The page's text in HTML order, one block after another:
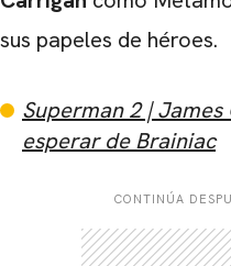
sus papeles de héroes.
Superman 2 |
esperar de Brainiac
CONTINÚA